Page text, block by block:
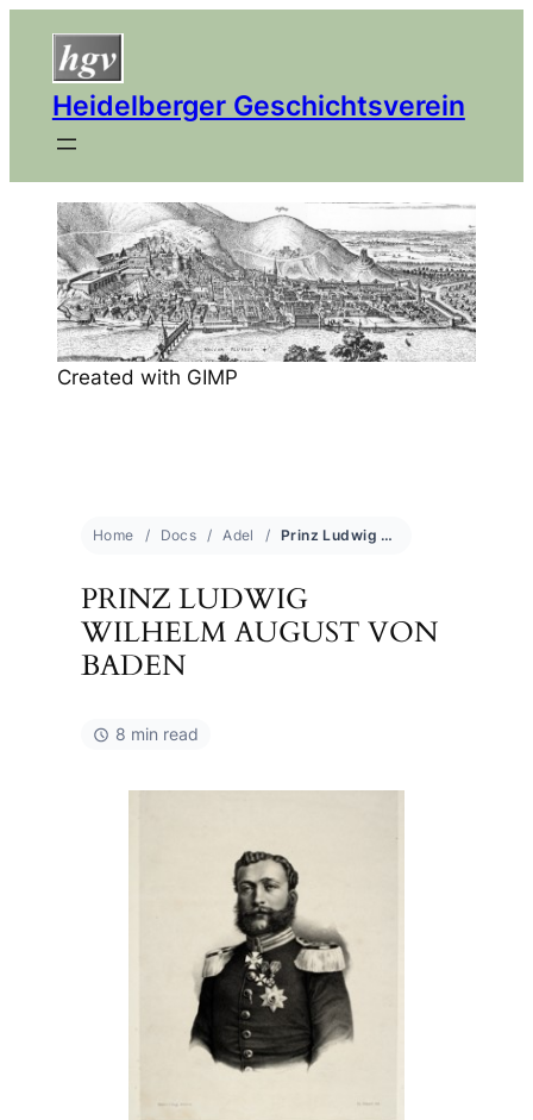
Heidelberger Geschichtsverein
Created with GIMP
Home Docs Adel Prinz Ludwig Wilhelm August von Baden
PRINZ LUDWIG
WILHELM AUGUST VON
BADEN
8 min read